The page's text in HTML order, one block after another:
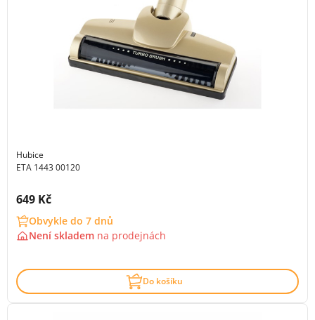
Hubice
ETA 1443 00120
Cena s DPH:
649 Kč
Obvykle do 7 dnů
Není skladem na prodejnách
Do košíku